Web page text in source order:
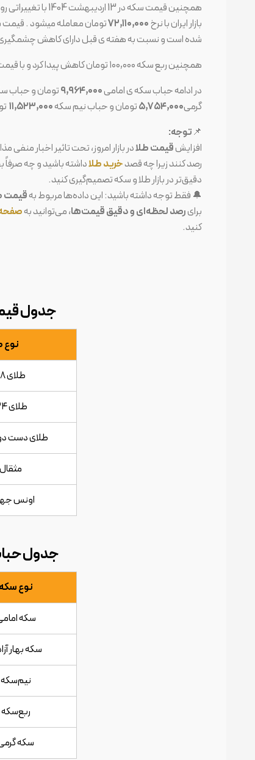
همچنین قیمت سکه در 13 اردیبهشت 1404 با تغییراتی روبرو شده است .
بازار ایران با نرخ۷۲,۱۱۰,۰۰۰تومان معامله میشود . قیمت سکه تمام بهار آزادی
شده است و نسبت به هفته ی قبل دارای کاهش
همچنین ربع سکه ۱۰۰,۰۰۰ تومان کاهش پیدا کرد و با قیمت
در ادامه حباب سکه ی امامی۹,۹۶۴,۰۰۰تومان و حباب
گرمی۵,۷۵۴,۰۰۰تومان و حباب نیم سکه۱۱,۵۲۳,۰۰۰
📌توجه:
افزایشقیمت طلادر بازار امروز، تحت تاثیر اخبار
رصد کنند زیرا چه قصدخرید طلاداشته باشید و چه
دقیق‌تر در بازار طلا و سکه تصمیم‌گیری کنید.
🔔 فقط توجه داشته باشید: این داده‌ها مربوط بهقیمت طلا در
برایرصد لحظه‌ای و دقیق قیمت‌ها، می‌توانید به
کنید.
جدول قیمت طلا -
نوع
طلای ۱۸ عیار
طلای ۲۴ عیار
طلای دست دوم
اونس
جدول حباب سکه -
نوع سکه
سکه
سکه بهار
نیم‌سکه
ربع‌سکه
سکه